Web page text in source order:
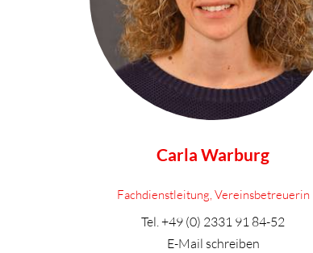
Carla Warburg
Fachdienstleitung, Vereinsbetreuerin
Tel.+49 (0) 2331 91 84-52
E-Mail schreiben